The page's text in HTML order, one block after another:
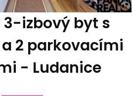
3-izbový byt s
2 parkovacími
- Ludanice